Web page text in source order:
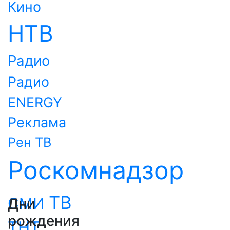
Кино
НТВ
Радио
Радио
ENERGY
Реклама
Рен ТВ
Роскомнадзор
СМИ ТВ
Дни
рождения